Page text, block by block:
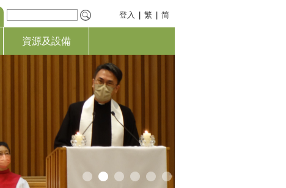
登入 繁 简
資源及設備